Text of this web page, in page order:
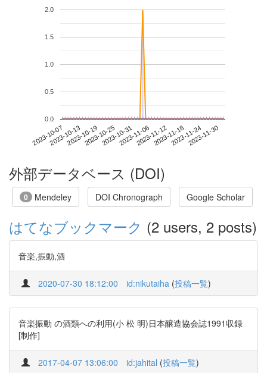
2023-10-072023-10-132023-10-192023-10-252023-10-312023-11-062023-11-122023-11-182023-11-242023-11-30
0.0
0.5
1.0
1.5
2.0
外部データベース (DOI)
0 Mendeley DOI Chronograph Google Scholar
はてなブックマーク (2 users, 2 posts)
音楽,振動,酒
2020-07-30 18:12:00 id:nikutaiha (投稿一覧)
音楽振動 の酒類への利用(小 松 明)日本醸造協会誌1991収録
[制作]
2017-04-07 13:06:00 id:jahital (投稿一覧)